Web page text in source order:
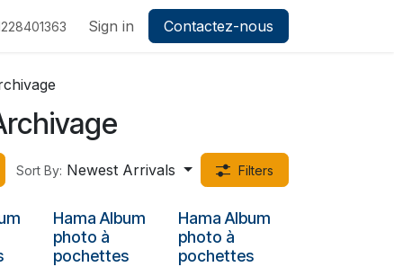
Sign in Contactez-nous
Sort By: Newest Arrivals Filters
Hama Album
photo à
pochettes
Hama Album
photo à
pochettes